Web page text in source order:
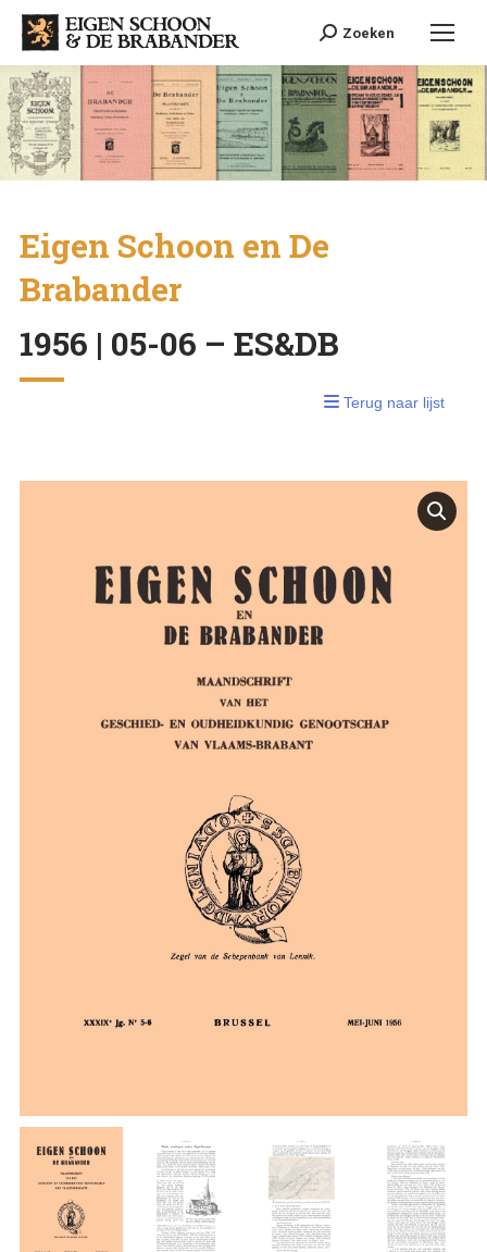
Search:Zoeken
Eigen Schoon en De
Brabander
1956 | 05-06 – ES&DB
Terug naar lijst